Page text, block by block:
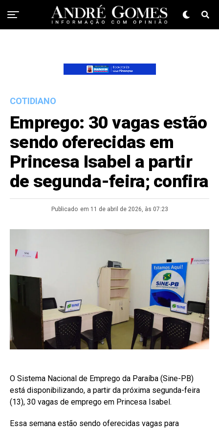
COTIDIANO
Emprego: 30 vagas estão
sendo oferecidas em
Princesa Isabel a partir
de segunda-feira; confira
Publicado em 11 de abril de 2026, às 07:23
O Sistema Nacional de Emprego da Paraíba (Sine-PB)
está disponibilizando, a partir da próxima segunda-feira
(13), 30 vagas de emprego em Princesa Isabel.
Essa semana estão sendo oferecidas vagas para